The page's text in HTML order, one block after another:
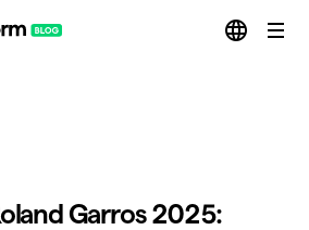
Garros 2025: